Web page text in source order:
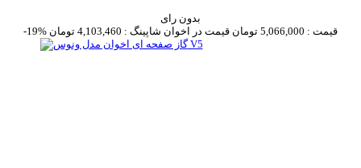
بدون رای
-19%
قیمت : 5,066,000 تومان قیمت در اخوان شاپینگ : 4,103,460 تومان